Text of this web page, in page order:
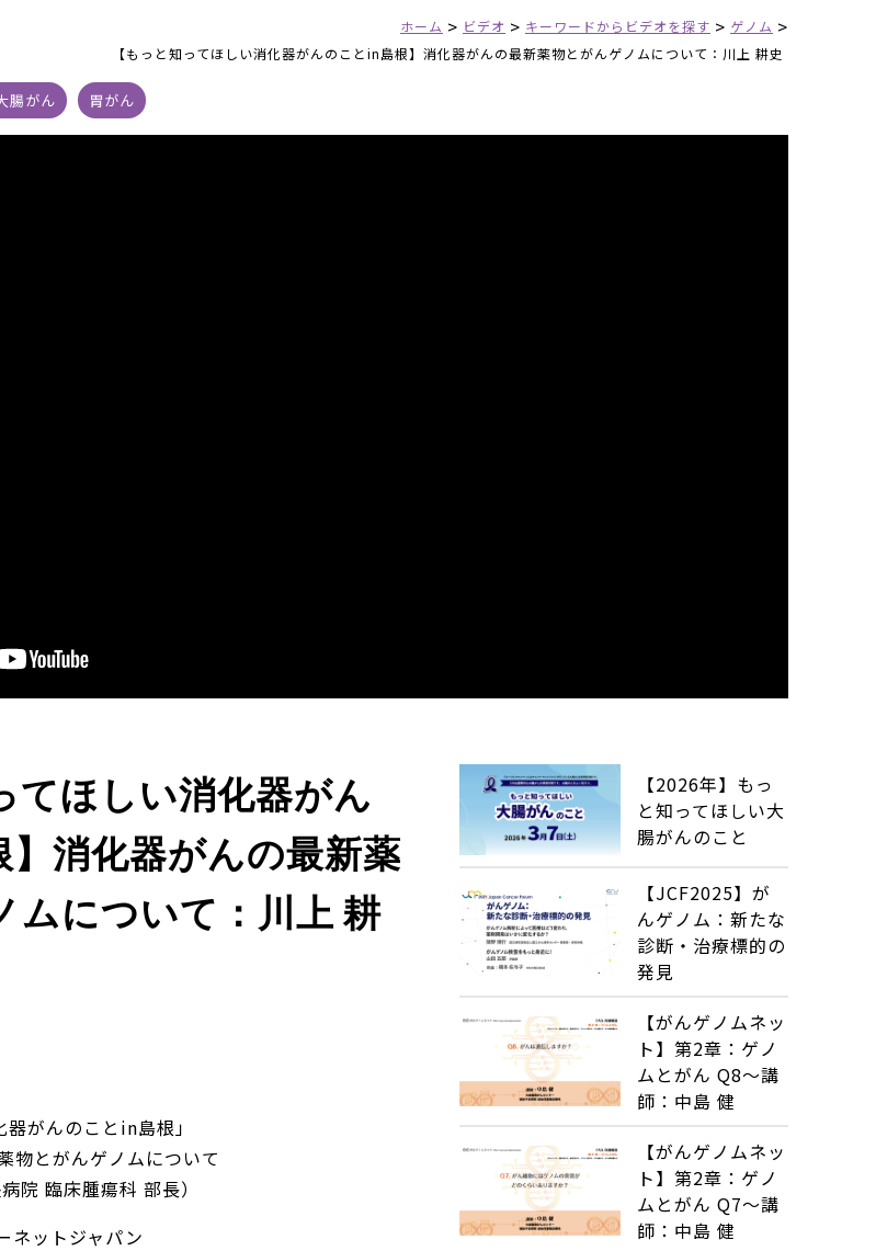
ホーム > ビデオ > キーワードからビデオを探す > ゲノム >
【もっと知ってほしい消化器がんのことin島根】消化器がんの最新薬物とがんゲノムについて：川上 耕史
腸がん 胃がん
てほしい消化器がん
消化器がんの最新薬
ムについて：川上 耕
器がんのことin島根」
物とがんゲノムについて
院 臨床腫瘍科 部長）
ネットジャパン
【2026年】もっ
と知ってほしい大
腸がんのこと
【JCF2025】が
んゲノム：新たな
診断・治療標的の
発見
【がんゲノムネッ
ト】第2章：ゲノ
ムとがん Q8～講
師：中島 健
【がんゲノムネッ
ト】第2章：ゲノ
ムとがん Q7～講
師：中島 健